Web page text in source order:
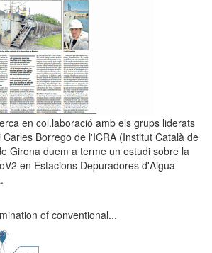
en col.laboració amb els grups liderats
Borrego de l'ICRA (Institut Català de
Girona duem a terme un estudi sobre la
en Estacions Depuradores d'Aigua
of conventional...